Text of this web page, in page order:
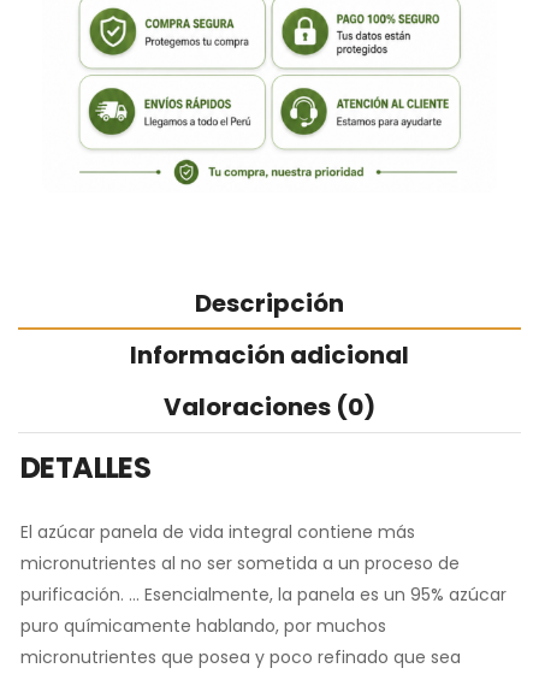
Descripción
Información adicional
Valoraciones (0)
DETALLES
El azúcar panela de vida integral contiene más
micronutrientes al no ser sometida a un proceso de
purificación. … Esencialmente, la panela es un 95% azúcar
puro químicamente hablando, por muchos
micronutrientes que posea y poco refinado que sea